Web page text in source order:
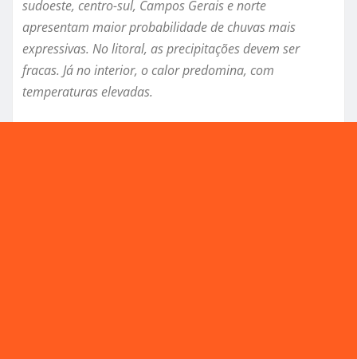
sudoeste, centro-sul, Campos Gerais e norte
apresentam maior probabilidade de chuvas mais
expressivas. No litoral, as precipitações devem ser
fracas. Já no interior, o calor predomina, com
temperaturas elevadas.